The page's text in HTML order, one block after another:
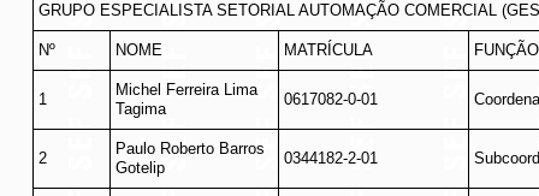
GRUPO ESPECIALISTA SETORIAL AUTOMAÇÃO COMERCIAL
Nº NOME MATRÍCULA FUNÇÃO
1
Michel Ferreira Lima
Tagima
0617082-0-01
2
Paulo Roberto Barros
Gotelip
0344182-2-01